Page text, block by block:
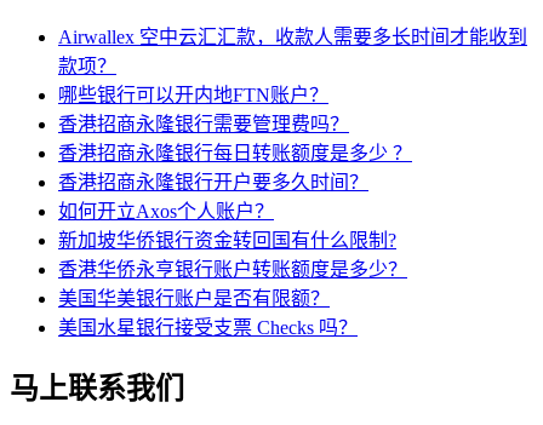
Airwallex 空中云汇汇款，收款人需要多长时间才能收到
款项？
哪些银行可以开内地FTN账户？
香港招商永隆银行需要管理费吗？
香港招商永隆银行每日转账额度是多少 ？
香港招商永隆银行开户要多久时间？
如何开立Axos个人账户？
新加坡华侨银行资金转回国有什么限制?
香港华侨永亨银行账户转账额度是多少？
美国华美银行账户是否有限额？
美国水星银行接受支票 Checks 吗？
马上联系我们